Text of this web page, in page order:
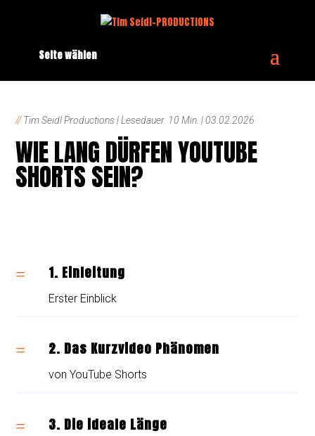
Seite wählen
// Tim Seidl Productions | Lesedauer. 10 Min. | 03.02.2026
WIE LANG DÜRFEN YOUTUBE
SHORTS SEIN?
= 1. Einleitung
Erster Einblick
= 2. Das Kurzvideo Phänomen
von YouTube Shorts
= 3. Die ideale Länge